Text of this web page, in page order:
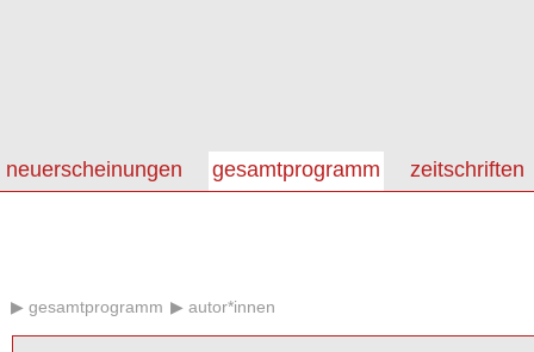
neuerscheinungen gesamtprogramm zeitschriften
gesamtprogramm autor*innen